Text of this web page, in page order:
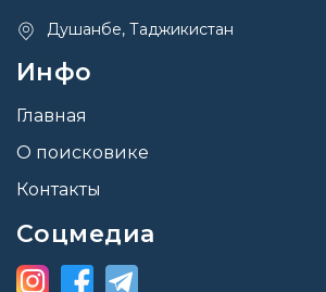
Душанбе, Таджикистан
Инфо
Главная
О поисковике
Контакты
Соцмедиа